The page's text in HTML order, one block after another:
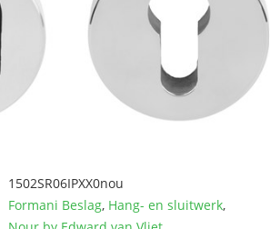
1502SR06IPXX0nou
Formani Beslag, Hang- en sluitwerk,